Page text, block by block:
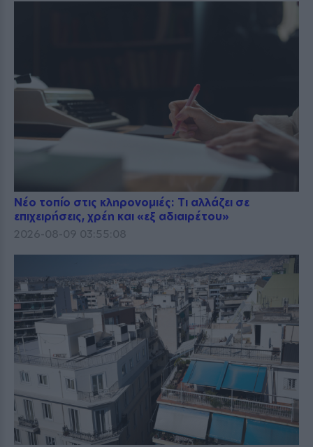
Νέο τοπίο στις κληρονομιές: Τι αλλάζει σε
επιχειρήσεις, χρέη και «εξ αδιαιρέτου»
2026-08-09 03:55:08